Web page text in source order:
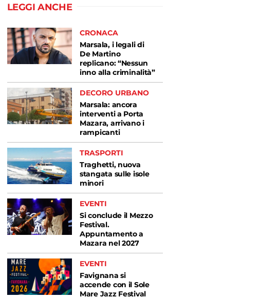
LEGGI ANCHE
CRONACA
Marsala, i legali di
De Martino
replicano: “Nessun
inno alla criminalità”
DECORO URBANO
Marsala: ancora
interventi a Porta
Mazara, arrivano i
rampicanti
TRASPORTI
Traghetti, nuova
stangata sulle isole
minori
EVENTI
Si conclude il Mezzo
Festival.
Appuntamento a
Mazara nel 2027
EVENTI
Favignana si
accende con il Sole
Mare Jazz Festival